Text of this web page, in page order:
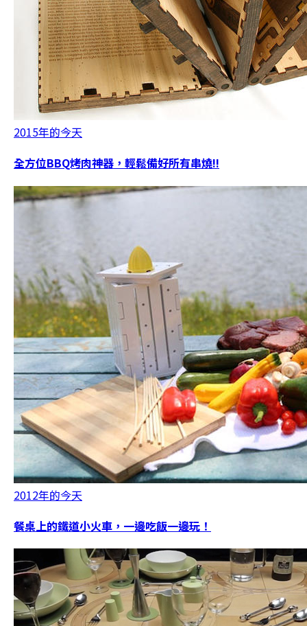
2015年的今天
全方位BBQ烤肉神器，輕鬆備好所有串燒!!
2012年的今天
餐桌上的鐵道小火車，一邊吃飯一邊玩！